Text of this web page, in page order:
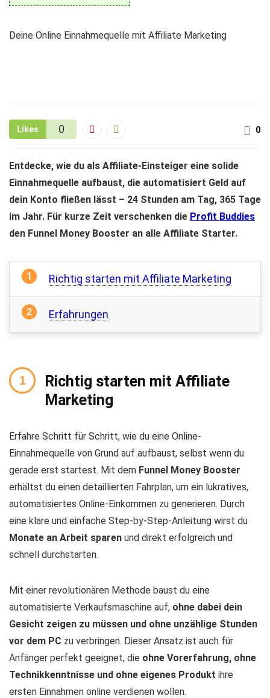
Deine Online Einnahmequelle mit Affiliate Marketing
0
Likes 0
Entdecke, wie du als Affiliate-Einsteiger eine solide
Einnahmequelle aufbaust, die automatisiert Geld auf
dein Konto fließen lässt – 24 Stunden am Tag, 365 Tage
im Jahr. Für kurze Zeit verschenken die Profit Buddies
den Funnel Money Booster an alle Affiliate Starter.
Richtig starten mit Affiliate Marketing
Erfahrungen
Richtig starten mit Affiliate
Marketing
Erfahre Schritt für Schritt, wie du eine Online-
Einnahmequelle von Grund auf aufbaust, selbst wenn du
gerade erst startest. Mit dem Funnel Money Booster
erhältst du einen detaillierten Fahrplan, um ein lukratives,
automatisiertes Online-Einkommen zu generieren. Durch
eine klare und einfache Step-by-Step-Anleitung wirst du
Monate an Arbeit sparen und direkt erfolgreich und
schnell durchstarten.
Mit einer revolutionären Methode baust du eine
automatisierte Verkaufsmaschine auf, ohne dabei dein
Gesicht zeigen zu müssen und ohne unzählige Stunden
vor dem PC zu verbringen. Dieser Ansatz ist auch für
Anfänger perfekt geeignet, die ohne Vorerfahrung, ohne
Technikkenntnisse und ohne eigenes Produkt ihre
ersten Einnahmen online verdienen wollen.